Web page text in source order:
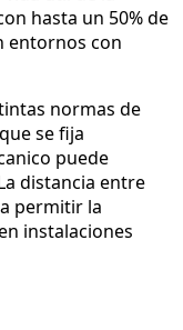
hasta un 50% de
entornos con
normas de
se fija
puede
distancia entre
permitir la
instalaciones